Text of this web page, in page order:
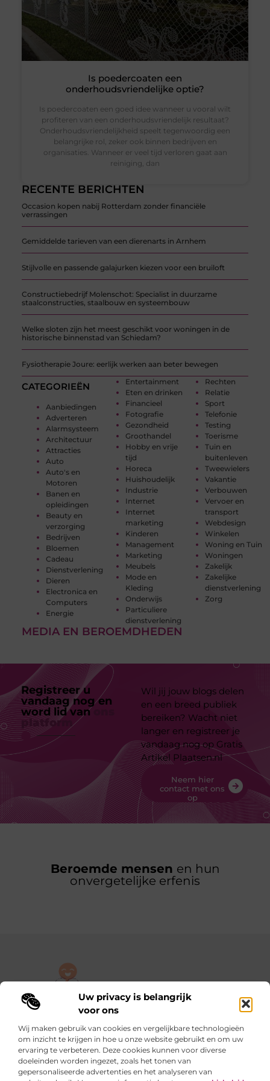
Uw privacy is belangrijk
voor ons
Wij maken gebruik van cookies en vergelijkbare technologieën
om inzicht te krijgen in hoe u onze website gebruikt en om uw
ervaring te verbeteren. Deze cookies kunnen voor diverse
doeleinden worden ingezet, zoals het tonen van
gepersonaliseerde advertenties en het analyseren van
RECENTE BERICHTEN
Occasion kopen nabij Rotterdam zonder financiële
verrassingen
Gemiddelde tarieven van een dierenarts in Arnhem
Stijlvolle en passende galajurken kiezen voor een bruiloft
Constructiebedrijf Molenschot: Specialist in duurzame
staalconstructies, staalbouw en systeembouw
Welke sloten zijn het meest geschikt voor woningen in de
historische binnenstad van Schiedam?
Fysiotherapie Joure: eerlijk werken aan beter bewegen
CATEGORIEËN
Aanbiedingen
Adverteren
Alarmsysteem
Architectuur
Attracties
Auto
Auto's en
Motoren
Banen en
opleidingen
Beauty en
verzorging
Bedrijven
Bloemen
Cadeau
Dienstverlening
Dieren
Electronica en
Computers
Energie
Entertainment
Eten en drinken
Financieel
Fotografie
Gezondheid
Groothandel
Hobby en vrije
tijd
Horeca
Huishoudelijk
Industrie
Internet
Internet
marketing
Kinderen
Management
Marketing
Meubels
Mode en
Kleding
Onderwijs
Particuliere
dienstverlening
Rechten
Relatie
Sport
Telefonie
Testing
Toerisme
Tuin en
buitenleven
Tweewielers
Vakantie
Verbouwen
Vervoer en
transport
Webdesign
Winkelen
Woning en Tuin
Woningen
Zakelijk
Zakelijke
dienstverlening
Zorg
MEDIA EN BEROEMDHEDEN
Is poedercoaten een
onderhoudsvriendelijke optie?
Is poedercoaten een goed idee wanneer u vooral wilt
profiteren van een onderhoudsvriendelijk resultaat?
Onderhoudsvriendelijkheid speelt tegenwoordig een
belangrijke rol, zeker ook binnen bedrijven en
organisaties. Wanneer er veel tijd verloren gaat aan
reiniging, dan
Registreer u
vandaag nog en
word lid van
platform
Wil jij jouw blogs delen
en een breed publiek
bereiken? Wacht niet
langer en registreer je
vandaag nog op Gratis
Artikel Plaatsen.nl
Neem hier
contact met ons
op
Beroemde mensen en hun
onvergetelijke erfenis
De plek om jouw verhaal te delen, gratis en eenvoudig.
Verken een rijke verzameling blogs en artikelen die alles uit het
dagelijks leven behandelen, van persoonlijke verhalen tot
praktische tips.
Onze informatie